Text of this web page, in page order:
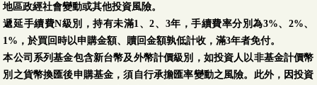
地區政經社會變動或其他投資風險。
遞延手續費N級別，持有未滿1、2、3年，手續費率分別為3%、2%、
1%，於買回時以申購金額、贖回金額孰低計收，滿3年者免付。
本公司系列基金包含新台幣及外幣計價級別，如投資人以非基金計價幣
別之貨幣換匯後申購基金，須自行承擔匯率變動之風險。此外，因投資